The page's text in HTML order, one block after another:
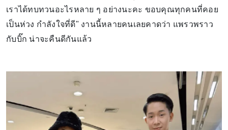
เราได้ทบทวนอะไรหลาย ๆ อย่างนะคะ ขอบคุณทุกคนที่คอย
เป็นห่วง กำลังใจที่ดี" งานนี้หลายคนเลยคาดว่า แพรวพราว
กับบิ๊ก น่าจะคืนดีกันแล้ว